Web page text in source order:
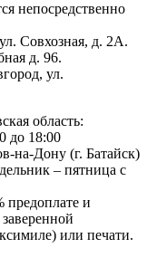
непосредственно
Совхозная, д. 2А.
д. 96.
ул.
область:
до 18:00
на-Дону (г. Батайск)
– пятница с
предоплате и
или печати.